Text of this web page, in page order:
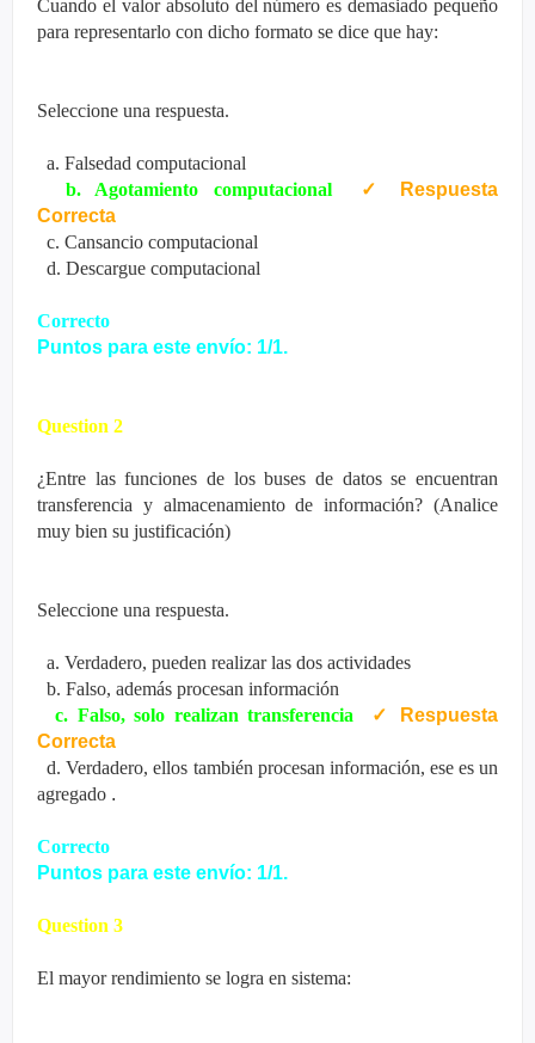
Cuando el valor absoluto del número es demasiado pequeño
para representarlo con dicho formato se dice que hay:
Seleccione una respuesta.
a. Falsedad computacional
b. Agotamiento computacional
✓
Respuesta
Correcta
c. Cansancio computacional
d. Descargue computacional
Correcto
Puntos para este envío: 1/1.
Question 2
¿Entre las funciones de los buses de datos se encuentran
transferencia y almacenamiento de información? (Analice
muy bien su justificación)
Seleccione una respuesta.
a. Verdadero, pueden realizar las dos actividades
b. Falso, además procesan información
c. Falso, solo realizan transferencia
✓
Respuesta
Correcta
d. Verdadero, ellos también procesan información, ese es un
agregado .
Correcto
Puntos para este envío: 1/1.
Question 3
El mayor rendimiento se logra en sistema: